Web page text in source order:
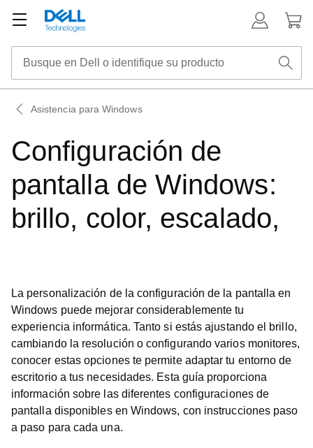
Asistencia para Windows
Configuración de
pantalla de Windows:
brillo, color, escalado,
La personalización de la configuración de la pantalla en
Windows puede mejorar considerablemente tu
experiencia informática. Tanto si estás ajustando el brillo,
cambiando la resolución o configurando varios monitores,
conocer estas opciones te permite adaptar tu entorno de
escritorio a tus necesidades. Esta guía proporciona
información sobre las diferentes configuraciones de
pantalla disponibles en Windows, con instrucciones paso
a paso para cada una.